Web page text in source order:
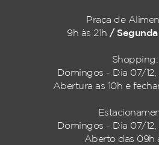
Praça de
9h às 21h /
Shopping:
Domingos - Dia 07/12,
Abertura as 10h e
Domingos - Dia 07/12,
Aberto das 09h